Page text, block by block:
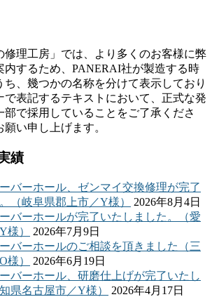
修理工房」では、より多くのお客様に弊
内するため、PANERAI社が製造する時
、幾つかの名称を分けて表示しており
で表記するテキストにおいて、正式な発
で採用していることをご了承くださ
い申し上げます。
績
バーホール、ゼンマイ交換修理が完了
（岐阜県郡上市／Y様）
2026年8月4日
バーホールが完了いたしました。（愛
様）
2026年7月9日
バーホールのご相談を頂きました（三
様）
2026年6月19日
バーホール、研磨仕上げが完了いたし
県名古屋市／Y様）
2026年4月17日